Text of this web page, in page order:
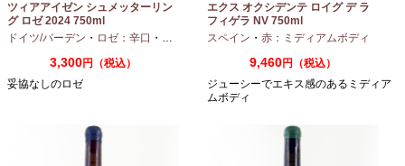
ツィアアイゼン シュメッターリン
グ ロゼ 2024 750ml
ドイツ/バーデン ・ ロゼ：辛口 ・ ピノノワール
3,300円（税込）
妥協なしのロゼ
エクス オクシデンテ ロイグ デ ラ
フィゲラ NV 750ml
（2022/2023）
スペイン ・ 赤：ミディアムボディ
9,460円（税込）
ジューシーでエキス感のあるミディア
ムボディ